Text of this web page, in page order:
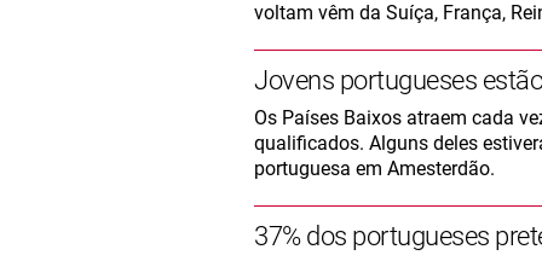
voltam vêm da Suíça, França,
Jovens portugueses
Os Países Baixos atraem cada
qualificados. Alguns deles
portuguesa em Amesterdão.
37% dos portugueses